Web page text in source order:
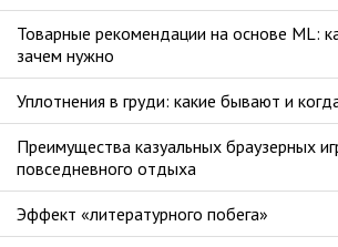
Товарные рекомендации на основе ML:
зачем нужно
Уплотнения в груди: какие бывают и
Преимущества казуальных браузерных
повседневного отдыха
Эффект «литературного побега»